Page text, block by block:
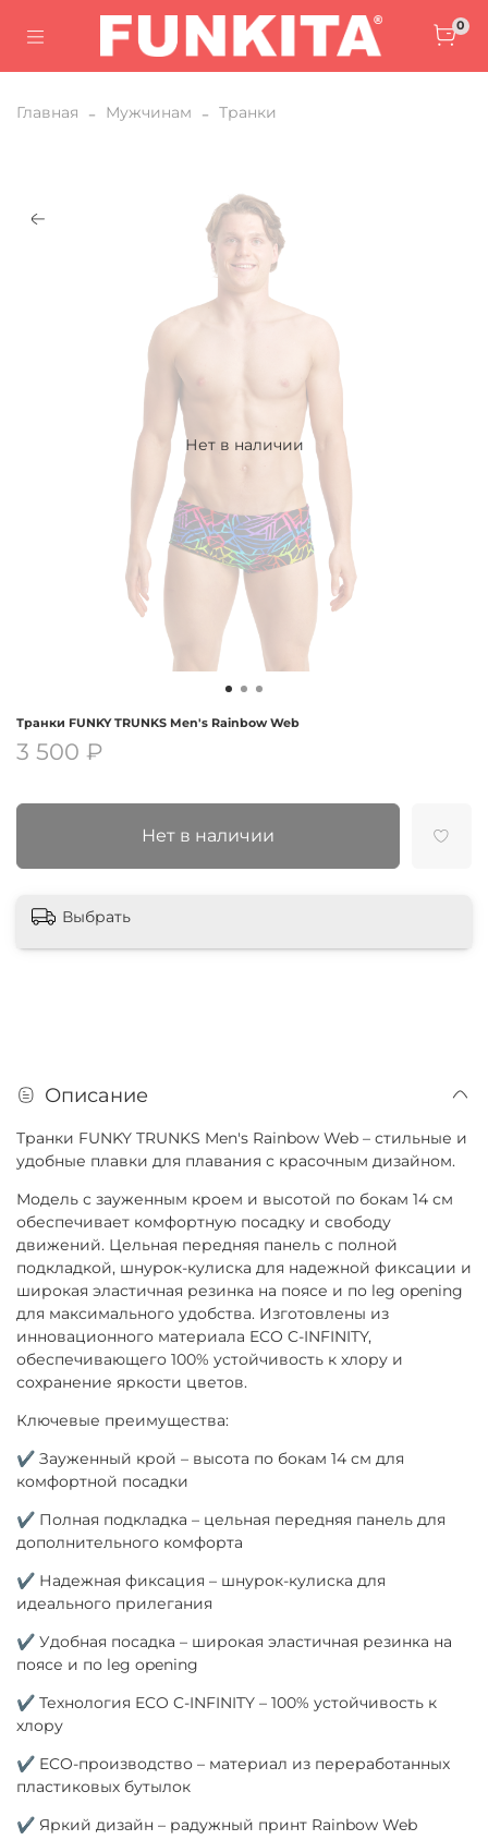
0
Главная Мужчинам Транки
Нет в наличии
Транки FUNKY TRUNKS Men's Rainbow Web
3 500 ₽
Нет в наличии
Выбрать
Описание
Транки FUNKY TRUNKS Men's Rainbow Web – стильные и
удобные плавки для плавания с красочным дизайном.
Модель с зауженным кроем и высотой по бокам 14 см
обеспечивает комфортную посадку и свободу
движений. Цельная передняя панель с полной
подкладкой, шнурок-кулиска для надежной фиксации и
широкая эластичная резинка на поясе и по leg opening
для максимального удобства. Изготовлены из
инновационного материала ECO C-INFINITY,
обеспечивающего 100% устойчивость к хлору и
сохранение яркости цветов.
Ключевые преимущества:
✔ Зауженный крой – высота по бокам 14 см для
комфортной посадки
✔ Полная подкладка – цельная передняя панель для
дополнительного комфорта
✔ Надежная фиксация – шнурок-кулиска для
идеального прилегания
✔ Удобная посадка – широкая эластичная резинка на
поясе и по leg opening
✔ Технология ECO C-INFINITY – 100% устойчивость к
хлору
✔ ECO-производство – материал из переработанных
пластиковых бутылок
✔ Яркий дизайн – радужный принт Rainbow Web